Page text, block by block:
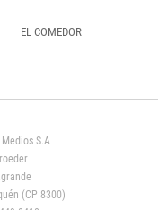
EL COMEDOR
S.A
(CP 8300)